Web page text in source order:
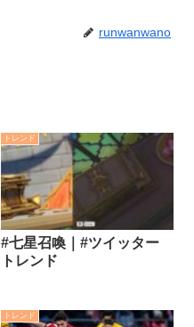
runwanwano
トレンド
#七星召喚｜#ツイッター
トレンド
トレンド